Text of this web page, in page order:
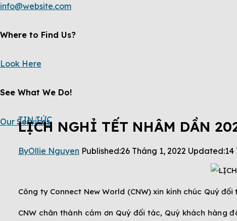
info@website.com
Where to Find Us?
Look Here
See What We Do!
Our Services
TIN TỨC
LỊCH NGHỈ TẾT NHÂM DẦN
ByOllie Nguyen Published:26 Tháng 1, 2022 Updated:14
Công ty Connect New World (CNW) xin kính chúc Quý
CNW chân thành cảm ơn Quý đối tác, Quý khách